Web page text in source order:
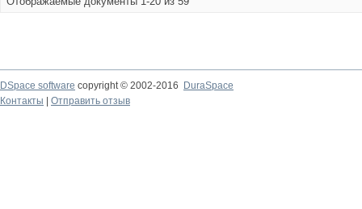
DSpace software copyright © 2002-2016
DuraSpace
Контакты
Отправить отзыв